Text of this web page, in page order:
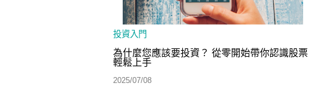
投資入門
為什麼您應該要投資？ 從零開始帶你認識股票
輕鬆上手
2025/07/08